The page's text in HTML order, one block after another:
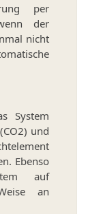
per
der
nicht
System
und
Ebenso
auf
an